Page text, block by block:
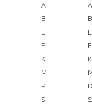
A
B
E
F
K
M
P
S